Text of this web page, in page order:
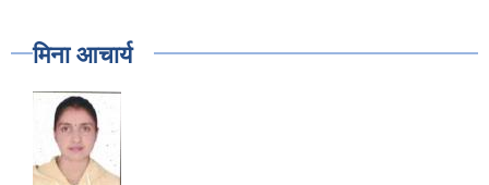
मिना आचार्य